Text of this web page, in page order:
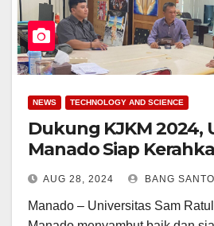
NEWS TECHNOLOGY AND SCIENCE
Dukung KJKM 2024,
Manado Siap
AUG 28, 2024 BANG SANTO
Manado – Universitas Sam